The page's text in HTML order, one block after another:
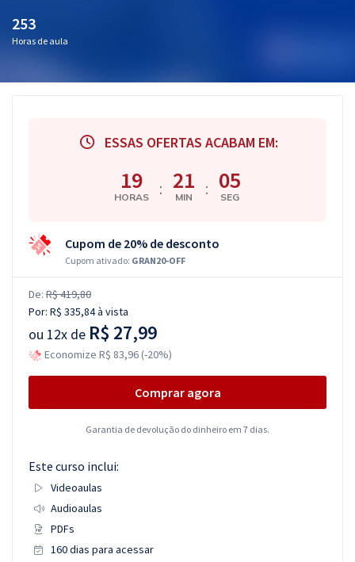
253
Horas de aula
ESSAS OFERTAS ACABAM EM:
19
HORAS : 21
MIN : 04
SEG
Cupom de 20% de desconto
Cupom ativado: GRAN20-OFF
De: R$ 419,80
Por: R$ 335,84à vista
ou 12x de R$ 27,99
Economize R$ 83,96 (-20%)
Comprar agora
Garantia de devolução do dinheiro em 7 dias.
Este curso inclui:
Videoaulas
Audioaulas
PDFs
160 dias para acessar